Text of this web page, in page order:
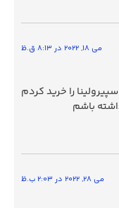
می 18, 2022 در 8:13 ق.ظ
را خرید کردم
می 28, 2022 در 2:03 ب.ظ